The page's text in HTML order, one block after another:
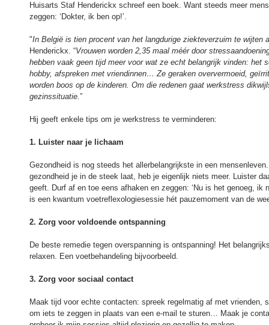
Huisarts Staf Henderickx schreef een boek. Want steeds meer
zeggen: ‘Dokter, ik ben op!’.
"In België is tien procent van het langdurige ziekteverzuim te wijten
Henderickx. “Vrouwen worden 2,35 maal méér door
hebben vaak geen tijd meer voor wat ze echt belangrijk vinden: het
hobby, afspreken met vriendinnen… Ze geraken oververmoeid,
worden boos op de kinderen. Om die redenen gaat werkstress
gezinssituatie.”
Hij geeft enkele tips om je werkstress te verminderen:
1. Luister naar je lichaam
Gezondheid is nog steeds het allerbelangrijkste in een
gezondheid je in de steek laat, heb je eigenlijk niets meer. Luister
geeft. Durf af en toe eens afhaken en zeggen: ‘Nu is het genoeg, ik
is een kwantum voetreflexologiesessie hét pauzemoment van de
2. Zorg voor voldoende ontspanning
De beste remedie tegen overspanning is ontspanning! Het
relaxen. Een voetbehandeling bijvoorbeeld.
3. Zorg voor sociaal contact
Maak tijd voor echte contacten: spreek regelmatig af met vrienden,
om iets te zeggen in plaats van een e-mail te sturen… Maak je